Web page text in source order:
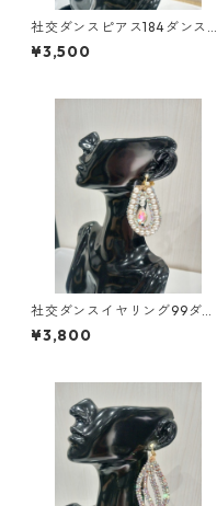
社交ダンスピアス184ダンスア
クセサリーベリーダンスブラ
イダルアクセサリー
¥3,500
社交ダンスイヤリング99ダン
スアクセサリーベリーダンス
ブライダルアクセサリー
¥3,800